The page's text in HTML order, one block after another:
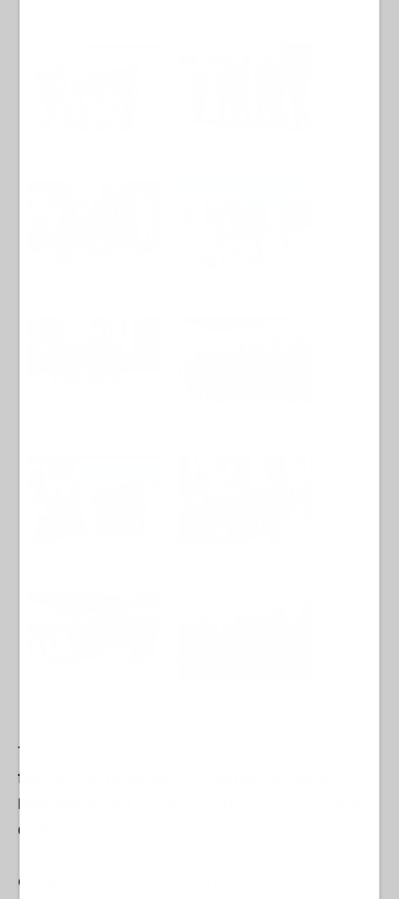
Todo preparado con amor y respeto también a su
familia que ha llegado proveniente desde
Barcelona
de Bolivia.
Cada detalle del acto fue cuidadosamente